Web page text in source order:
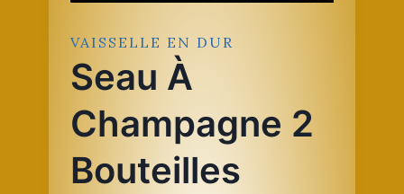
VAISSELLE EN DUR
Seau À
Champagne 2
Bouteilles